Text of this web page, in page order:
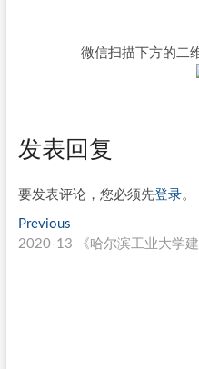
微信扫描下方的二
发表回复
要发表评论，您必须先登录。
文
章
PreviousPrevious
post:
2020-13 《哈尔滨工业大学